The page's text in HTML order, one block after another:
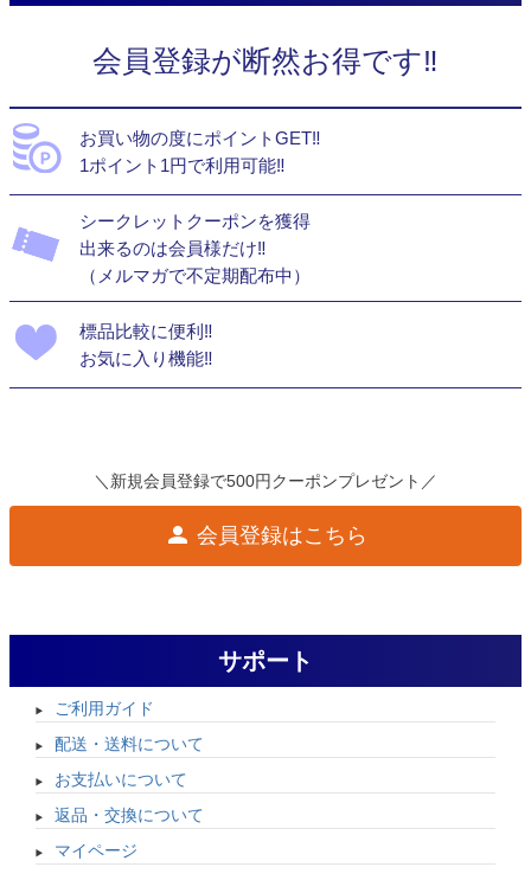
会員登録が断然お得です‼
お買い物の度にポイントGET‼
1ポイント1円で利用可能‼
シークレットクーポンを獲得
出来るのは会員様だけ‼
（メルマガで不定期配布中）
標品比較に便利‼
お気に入り機能‼
＼新規会員登録で500円クーポンプレゼント／
会員登録はこちら
サポート
ご利用ガイド
配送・送料について
お支払いについて
返品・交換について
マイページ